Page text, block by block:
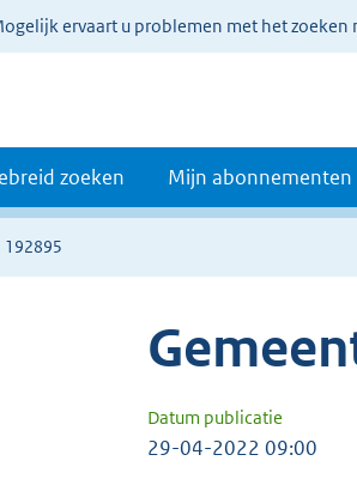
ervaart u problemen met het zoeken
zoeken Mijn abonnementen
192895
Datum publicatie
29-04-2022 09:00